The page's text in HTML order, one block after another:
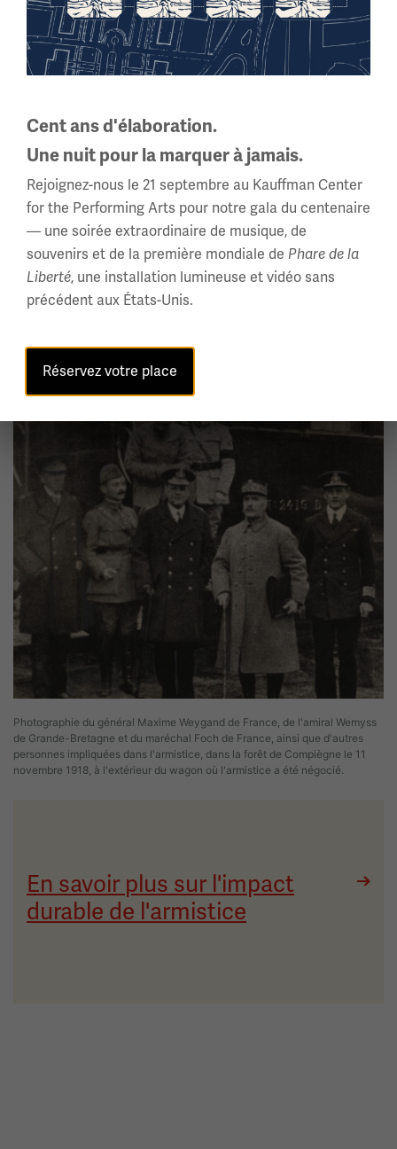
heures du matin le 11 novembre, l'armistice est conclu.
Le maréchal Foch fait savoir aux commandants alliés que
« Les hostilités seront arrêtées sur tout le front à partir
de 11 heures, le 11 novembre (heure française). Les
cette heure à cette date jusqu'à nouvel ordre. La guerre
sur le front occidental était enfin terminée. Bien que l'un
des nombreux armistices signés en 1918, c'est l'armistice
du 11 novembre qui a laissé un héritage mondial durable.
Image(s)
Photographie du général Maxime Weygand de France, de l'amiral Wemyss
de Grande-Bretagne et du maréchal Foch de France, ainsi que d'autres
personnes impliquées dans l'armistice, dans la forêt de Compiègne le 11
novembre 1918, à l'extérieur du wagon où l'armistice a été négocié.
En savoir plus sur l'impact
durable de l'armistice
Cent ans d'élaboration.
Une nuit pour la marquer à jamais.
Rejoignez-nous le 21 septembre au Kauffman Center
for the Performing Arts pour notre gala du centenaire
— une soirée extraordinaire de musique, de
souvenirs et de la première mondiale de Phare de la
Liberté, une installation lumineuse et vidéo sans
précédent aux États-Unis.
Réservez votre place